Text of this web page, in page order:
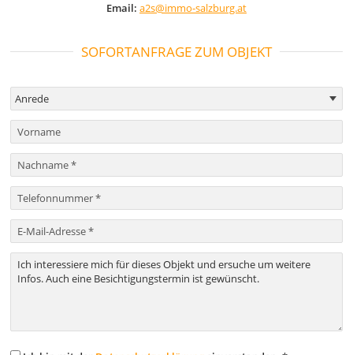
Email: a2s@immo-salzburg.at
SOFORTANFRAGE ZUM OBJEKT